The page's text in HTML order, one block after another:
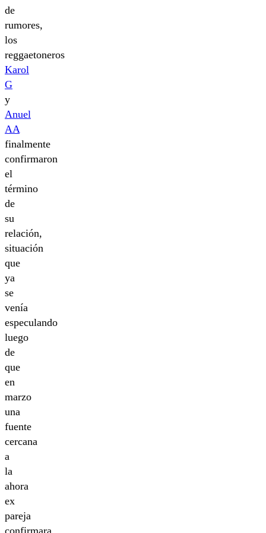
de
rumores,
los
reggaetoneros
Karol
G
y
Anuel
AA
finalmente
confirmaron
el
término
de
su
relación,
situación
que
ya
se
venía
especulando
luego
de
que
en
marzo
una
fuente
cercana
a
la
ahora
ex
pareja
confirmara